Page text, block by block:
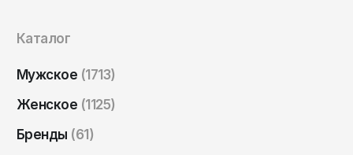
Каталог
Мужское (1713)
Женское (1125)
Бренды (61)